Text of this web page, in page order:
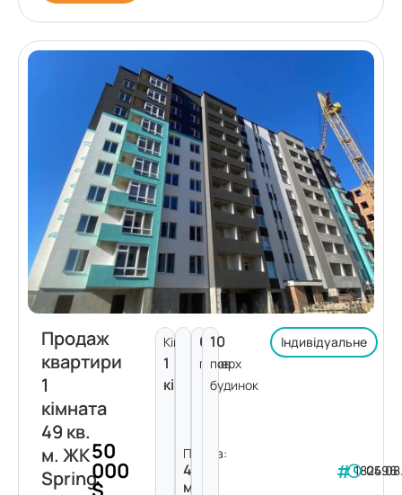
Продаж
квартири
1
кімната
49 кв.
м. ЖК
Spring
50
000
Кімнат:
1
кімната
Площа:
49
м²
6
поверх
10
пов.
будинок
Індивідуальне
182496